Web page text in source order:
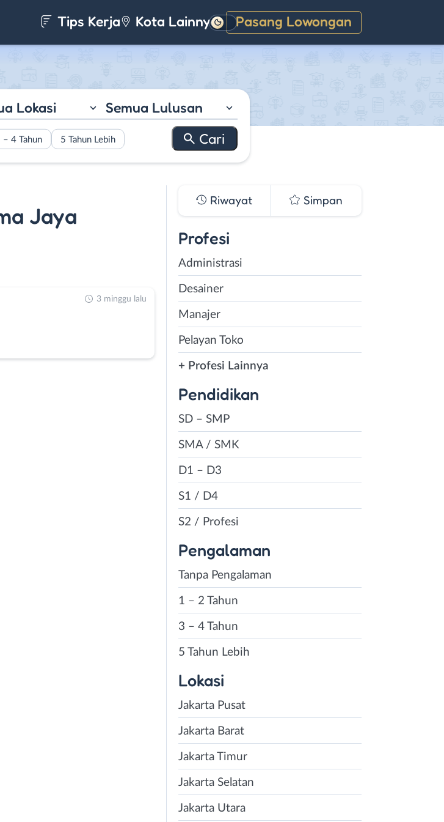
Tips Kerja Kota Lainnya Pasang Lowongan
Gelap
Lokasi Semua Lulusan
– 4 Tahun 5 Tahun Lebih
Jaya
3 minggu lalu
Riwayat Simpan
Profesi
Administrasi
Desainer
Manajer
Pelayan Toko
+ Profesi Lainnya
Pendidikan
SD – SMP
SMA / SMK
D1 – D3
S1 / D4
S2 / Profesi
Pengalaman
Tanpa Pengalaman
1 – 2 Tahun
3 – 4 Tahun
5 Tahun Lebih
Lokasi
Jakarta Pusat
Jakarta Barat
Jakarta Timur
Jakarta Selatan
Jakarta Utara